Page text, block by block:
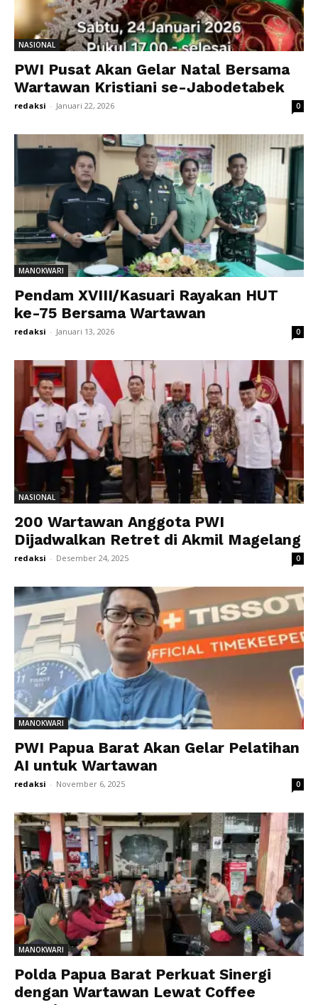
NASIONAL
PWI Pusat Akan Gelar Natal Bersama
Wartawan Kristiani se-Jabodetabek
redaksi - Januari 22, 2026 0
MANOKWARI
Pendam XVIII/Kasuari Rayakan HUT
ke-75 Bersama Wartawan
redaksi - Januari 13, 2026 0
NASIONAL
200 Wartawan Anggota PWI
Dijadwalkan Retret di Akmil Magelang
redaksi - Desember 24, 2025 0
MANOKWARI
PWI Papua Barat Akan Gelar Pelatihan
AI untuk Wartawan
redaksi - November 6, 2025 0
MANOKWARI
Polda Papua Barat Perkuat Sinergi
dengan Wartawan Lewat Coffee